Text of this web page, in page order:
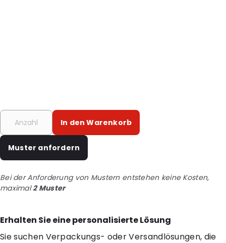
In den Warenkorb
Muster anfordern
Bei der Anforderung von Mustern entstehen keine Kosten,
maximal2 Muster
Erhalten Sie eine personalisierte Lösung
Sie suchen Verpackungs- oder Versandlösungen, die